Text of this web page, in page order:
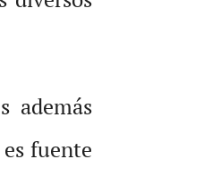
además
fuente